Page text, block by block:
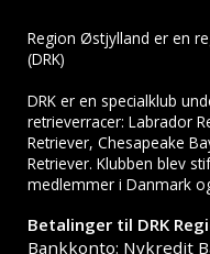
Region Østjylland er en
(DRK)
DRK er en specialklub
retrieverracer: Labrador
Retriever, Chesapeake
Retriever. Klubben blev
medlemmer i Danmark
Betalinger til DRK
Bankkonto: Nykredit